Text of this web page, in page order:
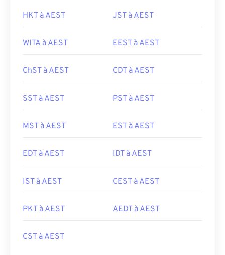
HKT à AEST JST à AEST
WITA à AEST EEST à AEST
ChST à AEST CDT à AEST
SST à AEST PST à AEST
MST à AEST EST à AEST
EDT à AEST IDT à AEST
IST à AEST CEST à AEST
PKT à AEST AEDT à AEST
CST à AEST